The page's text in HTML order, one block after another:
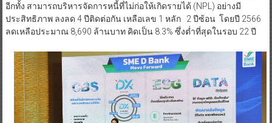
อีกทั้ง สามารถบริหารจัดการหนี้ที่ไม่ก่อให้เกิดรายได้ (NPL) อย่างมี
ประสิทธิภาพ ลงลด 4 ปีติดต่อกัน เหลือเลข 1 หลัก 2 ปีซ้อน โดยปี 2566
ลดเหลือประมาณ 8,690 ล้านบาท คิดเป็น 8.3% ซึ่งต่ำที่สุดในรอบ 22 ปี